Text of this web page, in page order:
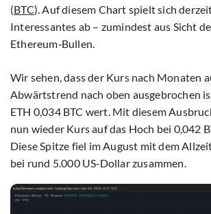
(BTC). Auf diesem Chart spielt sich
Interessantes ab – zumindest aus Sicht
Ethereum‑Bullen.
Wir sehen, dass der Kurs nach Monaten
Abwärtstrend nach oben ausgebrochen
ETH 0,034 BTC wert. Mit diesem
nun wieder Kurs auf das Hoch bei 0,042
Diese Spitze fiel im August mit dem
bei rund 5.000 US‑Dollar zusammen.